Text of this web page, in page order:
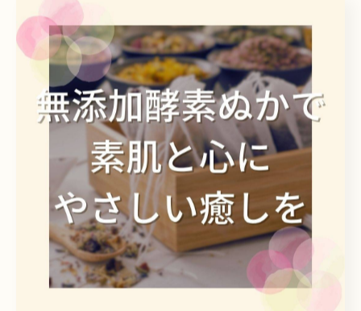
天然由来の酵素の力を提供
天然の米ぬかを使用するこだわり
天然発酵でつくる製品を販売
天然素材を用いた入浴後の保湿
--------------------------------------------------------------------
ぬか 発酵 保湿